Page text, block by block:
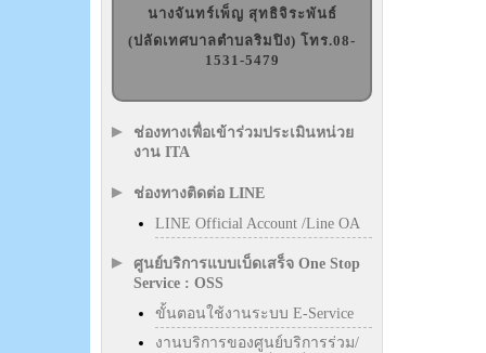
นางจันทร์เพ็ญ สุทธิจิระพันธ์
(ปลัดเทศบาลตำบลริมปิง) โทร.08-
1531-5479
ช่องทางเพื่อเข้าร่วมประเมินหน่วย
งาน ITA
ช่องทางติดต่อ LINE
LINE Official Account /Line OA
ศูนย์บริการแบบเบ็ดเสร็จ One Stop
Service : OSS
ขั้นตอนใช้งานระบบ E-Service
งานบริการของศูนย์บริการร่วม/